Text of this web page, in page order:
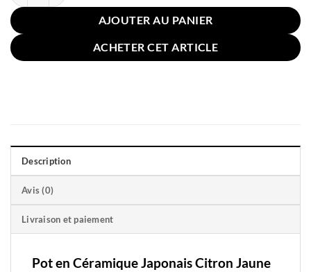
AJOUTER AU PANIER
ACHETER CET ARTICLE
Description
Avis (0)
Livraison et paiement
Pot en Céramique Japonais Citron Jaune